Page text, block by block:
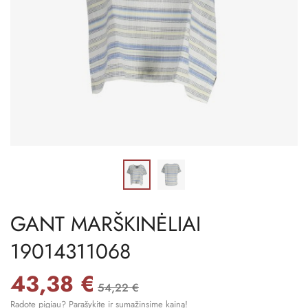
GANT MARŠKINĖLIAI
19014311068
43,38 € 54,22 €
Radote pigiau? Parašykite ir sumažinsime kainą!